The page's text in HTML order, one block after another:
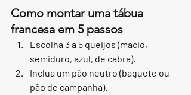
Como montar uma tábua
francesa em 5 passos
Escolha 3 a 5 queijos (macio,
semiduro, azul, de cabra).
Inclua um pão neutro (baguete ou
pão de campanha).